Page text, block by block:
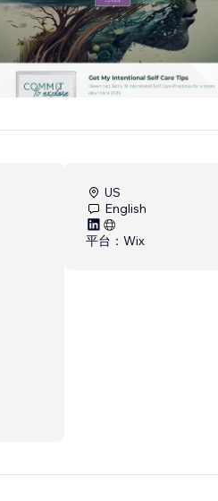
US
English
平台： Wix